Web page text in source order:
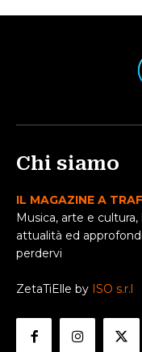
Chi siamo
IL MAGAZINE A
Musica, arte e
attualità ed
perdervi
ZetaTiElle by ISO s.r.l